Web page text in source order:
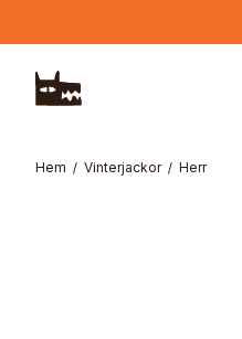
Hem Vinterjackor Herr